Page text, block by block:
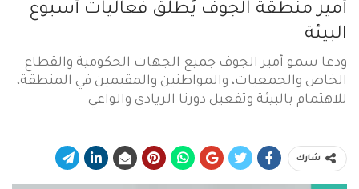
أمير منطقة الجوف يُطلق فعاليات أسبوع
البيئة
ودعا سمو أمير الجوف جميع الجهات الحكومية والقطاع
الخاص والجمعيات، والمواطنين والمقيمين في المنطقة،
للاهتمام بالبيئة وتفعيل دورنا الريادي والواعي
شارك